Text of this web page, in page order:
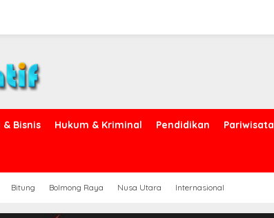
& Bisnis Hukum & Kriminal Pendidikan Pariwisata
Bitung Bolmong Raya Nusa Utara Internasional